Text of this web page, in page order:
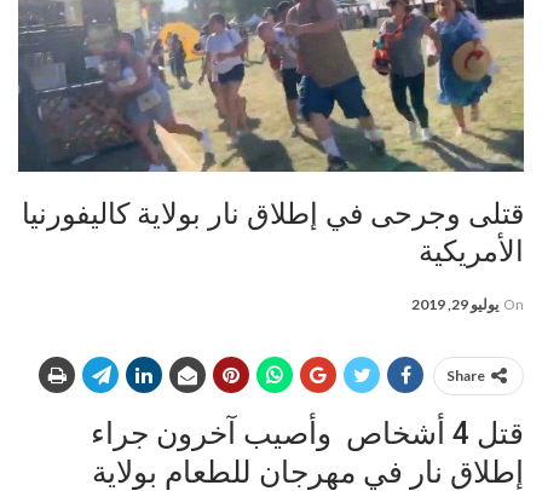
قتلى وجرحى في إطلاق نار بولاية كاليفورنيا
الأمريكية
On يوليو 29, 2019
Share
قتل 4 أشخاص وأصيب آخرون جراء
إطلاق نار في مهرجان للطعام بولاية